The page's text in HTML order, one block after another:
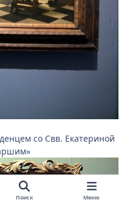
со Свв. Екатериной
Поиск Меню